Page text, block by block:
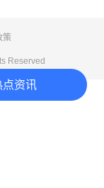
资讯
策
Reserved